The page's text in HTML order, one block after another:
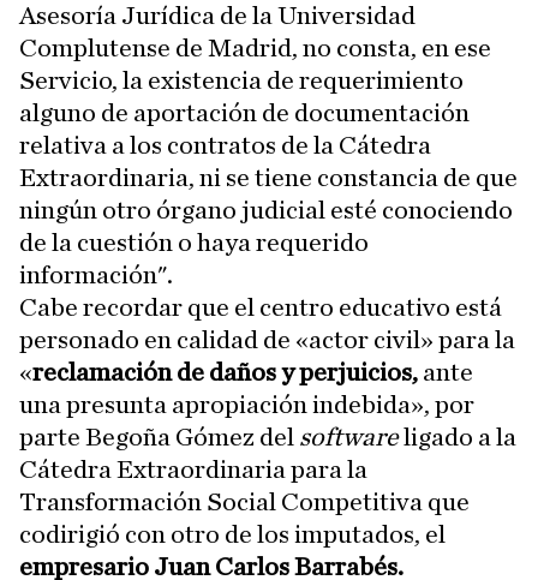
Asesoría Jurídica de la Universidad
Complutense de Madrid, no consta, en ese
Servicio, la existencia de requerimiento
alguno de aportación de documentación
relativa a los contratos de la Cátedra
Extraordinaria, ni se tiene constancia de que
ningún otro órgano judicial esté conociendo
de la cuestión o haya requerido
información".
Cabe recordar que el centro educativo está
personado en calidad de «actor civil» para la
«reclamación de daños y perjuicios, ante
una presunta apropiación indebida», por
parte Begoña Gómez del softwareligado a la
Cátedra Extraordinaria para la
Transformación Social Competitiva que
codirigió con otro de los imputados, el
empresario Juan Carlos Barrabés.